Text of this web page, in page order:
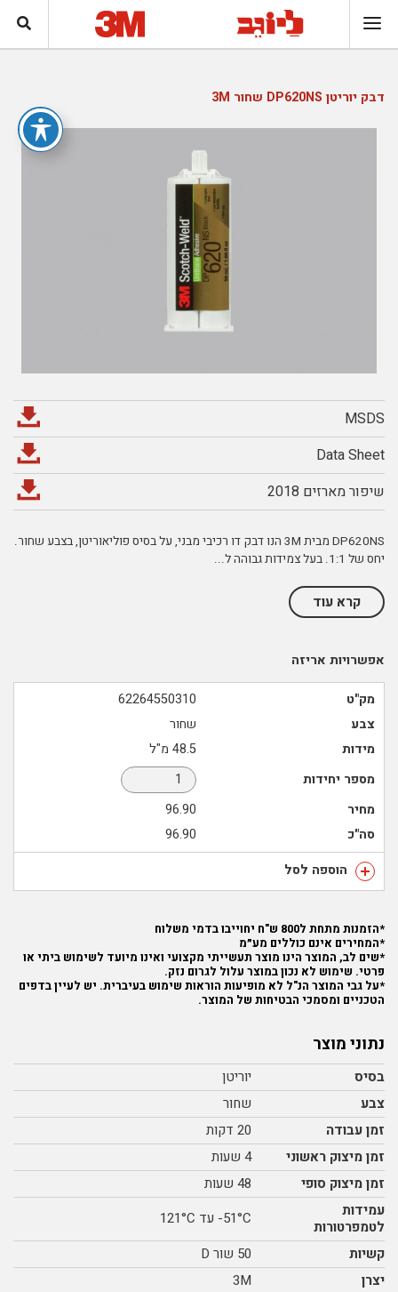
דבק יוריטן DP620NS שחור 3M
MSDS
Data Sheet
שיפור מארזים 2018
DP620NS מבית 3M הנו דבק דו רכיבי מבני, על בסיס פוליאוריטן, בצבע שחור.
יחס של 1:1. בעל צמידות גבוהה ל
...
קרא עוד
אפשרויות אריזה
מק"ט
62264550310
צבע
שחור
מידות
48.5 מ"ל
מספר יחידות
מחיר
96.90
סה"כ
96.90
הוספה לסל
*הזמנות מתחת ל800 ש"ח יחוייבו בדמי משלוח
*המחירים אינם כוללים מע״מ
*שים לב, המוצר הינו מוצר תעשייתי מקצועי ואינו מיועד לשימוש ביתי או
פרטי. שימוש לא נכון במוצר עלול לגרום נזק.
*על גבי המוצר הנ"ל לא מופיעות הוראות שימוש בעיברית. יש לעיין בדפים
הטכניים ומסמכי הבטיחות של המוצר.
נתוני מוצר
בסיס
יוריטן
צבע
שחור
זמן עבודה
20 דקות
זמן מיצוק ראשוני
4 שעות
זמן מיצוק סופי
48 שעות
עמידות
לטמפרטורות
51°C- עד 121°C
קשיות
50 שור D
יצרן
3M